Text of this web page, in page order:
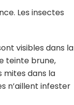
Les insectes
visibles dans la
teinte brune,
mites dans la
n’aillent infester